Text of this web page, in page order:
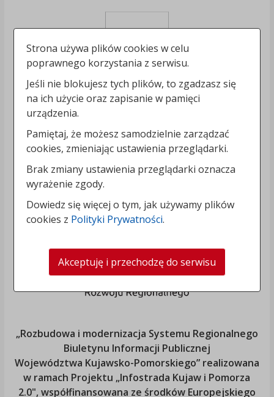
„Rozbudowa i modernizacja Systemu Regionalnego
Biuletynu Informacji Publicznej
Województwa Kujawsko-Pomorskiego” realizowana
w ramach Projektu „Infostrada Kujaw i Pomorza
2.0", współfinansowana ze środków Europejskiego
Strona używa plików cookies w celu
poprawnego korzystania z serwisu.
Jeśli nie blokujesz tych plików, to zgadzasz się
na ich użycie oraz zapisanie w pamięci
urządzenia.
Pamiętaj, że możesz samodzielnie zarządzać
cookies, zmieniając ustawienia przeglądarki.
Brak zmiany ustawienia przeglądarki oznacza
wyrażenie zgody.
Dowiedz się więcej o tym, jak używamy plików
cookies z Polityki Prywatności.
Akceptuję i przechodzę do serwisu